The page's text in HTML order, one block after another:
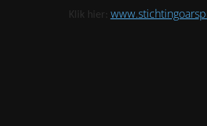
Klik hier: